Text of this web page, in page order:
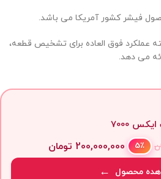
فیشر کشور آمریکا می باشد.
عملکرد فوق العاده برای تشخیص قطعه،
می دهد.
7000
5٪ 200,000,000 تومان
محصول